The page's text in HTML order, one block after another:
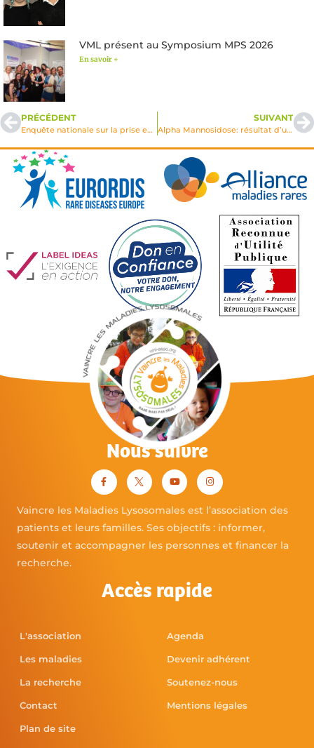
VML présent au Symposium MPS 2026
En savoir +
PRÉCÉDENT
Enquête nationale sur la prise en charge des frais de transport pour les personnes atteintes de maladies rares
SUIVANT
Alpha Mannosidose: résultat d’une étude prospective sur 2 ans
Nous suivre
Vaincre les Maladies Lysosomales est l’association des
patients et leurs familles. Ses objectifs : informer,
soutenir et accompagner les personnes et financer la
recherche.
Accès rapide
L'association
Les maladies
La recherche
Contact
Plan de site
Agenda
Devenir adhérent
Soutenez-nous
Mentions légales